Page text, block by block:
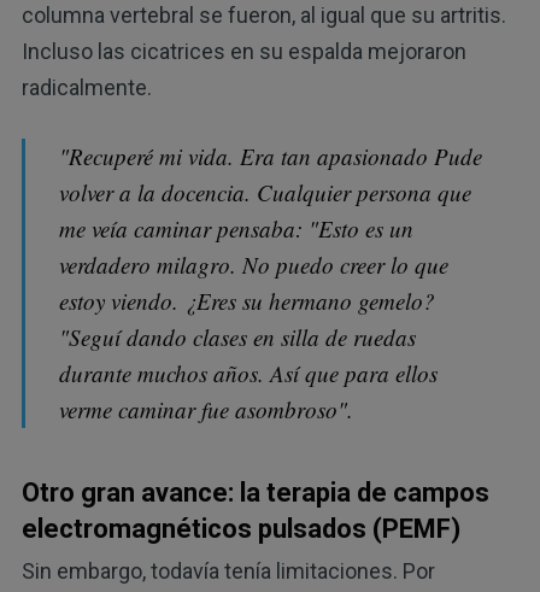
columna vertebral se fueron, al igual que su artritis.
Incluso las cicatrices en su espalda mejoraron
radicalmente.
"Recuperé mi vida. Era tan apasionado Pude
volver a la docencia. Cualquier persona que
me veía caminar pensaba: "Esto es un
verdadero milagro. No puedo creer lo que
estoy viendo. ¿Eres su hermano gemelo?
"Seguí dando clases en silla de ruedas
durante muchos años. Así que para ellos
verme caminar fue asombroso".
Otro gran avance: la terapia de campos
electromagnéticos pulsados (PEMF)
Sin embargo, todavía tenía limitaciones. Por